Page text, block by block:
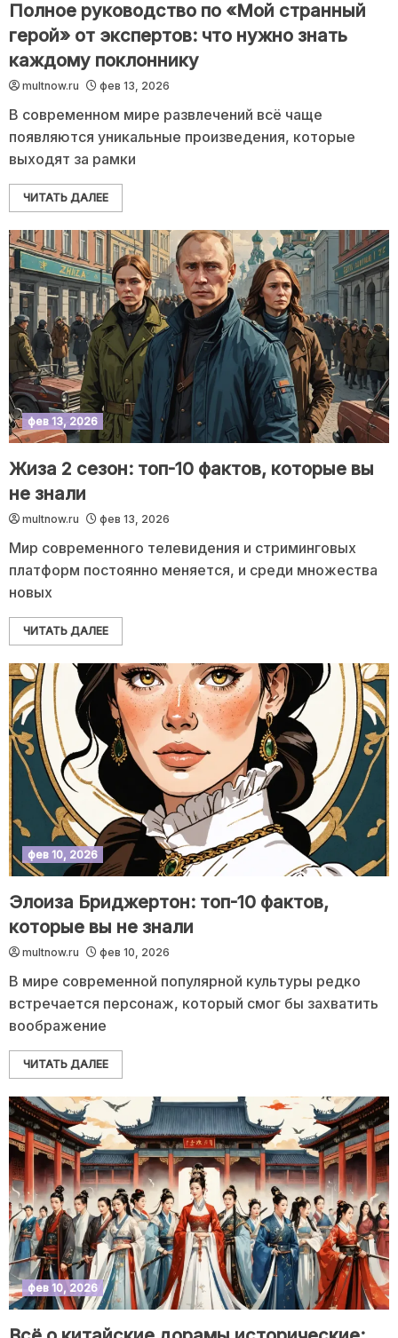
Полное руководство по «Мой странный
герой» от экспертов: что нужно знать
каждому поклоннику
multnow.ru фев 13, 2026
В современном мире развлечений всё чаще
появляются уникальные произведения, которые
выходят за рамки
ЧИТАТЬ ДАЛЕЕ
фев 13, 2026
Жиза 2 сезон: топ-10 фактов, которые вы
не знали
multnow.ru фев 13, 2026
Мир современного телевидения и стриминговых
платформ постоянно меняется, и среди множества
новых
ЧИТАТЬ ДАЛЕЕ
фев 10, 2026
Элоиза Бриджертон: топ-10 фактов,
которые вы не знали
multnow.ru фев 10, 2026
В мире современной популярной культуры редко
встречается персонаж, который смог бы захватить
воображение
ЧИТАТЬ ДАЛЕЕ
фев 10, 2026